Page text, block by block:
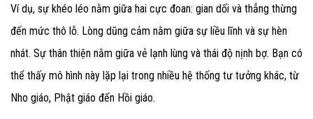
Ví dụ, sự khéo léo nằm giữa hai cực đoan: gian dối và thẳng thừng
đến mức thô lỗ. Lòng dũng cảm nằm giữa sự liều lĩnh và sự hèn
nhát. Sự thân thiện nằm giữa vẻ lạnh lùng và thái độ nịnh bợ. Bạn có
thể thấy mô hình này lặp lại trong nhiều hệ thống tư tưởng khác, từ
Nho giáo, Phật giáo đến Hồi giáo.